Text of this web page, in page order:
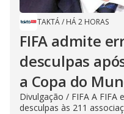
TAKTÁ/ HÁ 2 HORAS
FIFA admite
desculpas
a Copa do
Divulgação / FIFA A FIFA
desculpas às 211